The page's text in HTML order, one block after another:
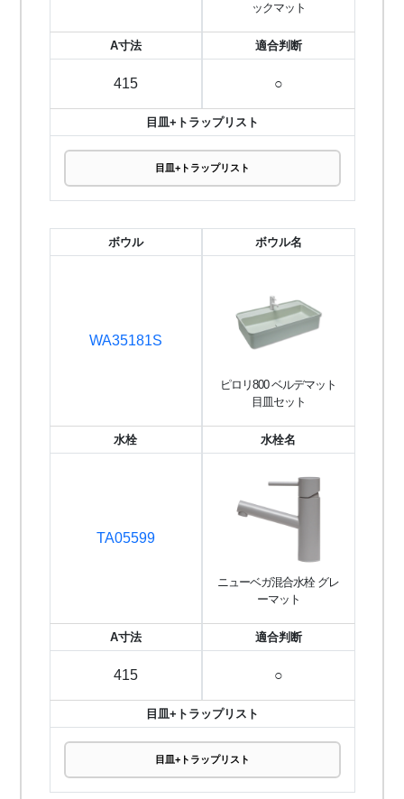
ックマット
A寸法
415
適合判断
○
目皿+トラップリスト
目皿+トラップリスト
ボウル
WA35181S
ボウル名
ピロリ800 ベルデマット
目皿セット
水栓
TA05599
水栓名
ニューベガ混合水栓 グレ
ーマット
A寸法
415
適合判断
○
目皿+トラップリスト
目皿+トラップリスト